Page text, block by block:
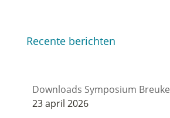
Recente berichten
Downloads Symposium
23 april 2026